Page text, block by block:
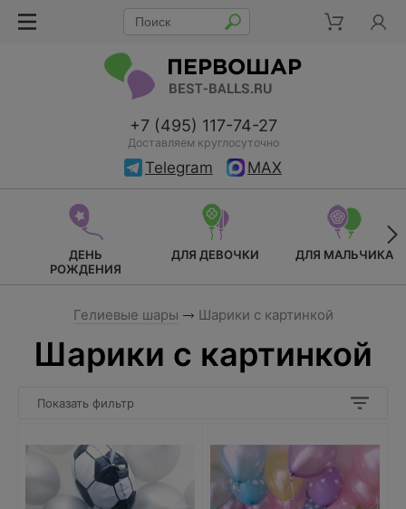
+7 (495) 117-74-27
Доставляем круглосуточно
Telegram MAX
ДЕНЬ
РОЖДЕНИЯ
ДЛЯ ДЕВОЧКИ ДЛЯ МАЛЬЧИКА
Гелиевые шары Шарики с картинкой
Шарики с картинкой
Показать фильтр